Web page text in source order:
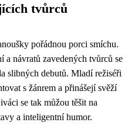
tvůrců
pořádnou porci smíchu.
a návratů zavedených tvůrců se
slibných debutů. Mladí režiséři
s žánrem a přinášejí svěží
se tak můžou těšit na
a inteligentní humor.